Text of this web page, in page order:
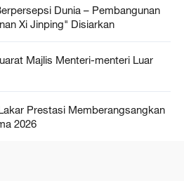
Dunia – Pembangunan
Xi Jinping" Disiarkan
Majlis Menteri-menteri Luar
Prestasi Memberangsangkan
2026